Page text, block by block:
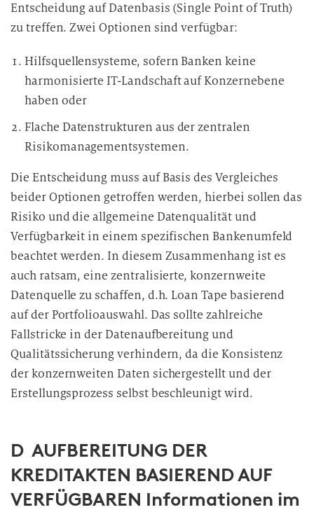
Entscheidung auf Datenbasis (Single Point of Truth)
zu treffen. Zwei Optionen sind verfügbar:
Hilfsquellensysteme, sofern Banken keine
harmonisierte IT-Landschaft auf Konzernebene
haben oder
Flache Datenstrukturen aus der zentralen
Risikomanagementsystemen.
Die Entscheidung muss auf Basis des Vergleiches
beider Optionen getroffen werden, hierbei sollen das
Risiko und die allgemeine Datenqualität und
Verfügbarkeit in einem spezifischen Bankenumfeld
beachtet werden. In diesem Zusammenhang ist es
auch ratsam, eine zentralisierte, konzernweite
Datenquelle zu schaffen, d.h. Loan Tape basierend
auf der Portfolioauswahl. Das sollte zahlreiche
Fallstricke in der Datenaufbereitung und
Qualitätssicherung verhindern, da die Konsistenz
der konzernweiten Daten sichergestellt und der
Erstellungsprozess selbst beschleunigt wird.
D AUFBEREITUNG DER
KREDITAKTEN BASIEREND AUF
VERFÜGBAREN Informationen im